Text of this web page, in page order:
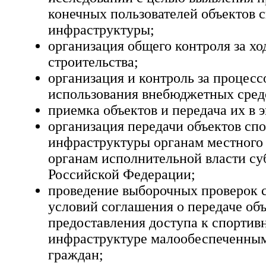
конечных пользователей объектов
инфраструктуры;
организация общего контроля за
строительства;
организация и контроль за
использования внебюджетных
приемка объектов и передача их в
организация передачи объектов
инфраструктуры органам
органам исполнительной власти
Российской Федерации;
проведение выборочных проверок
условий соглашения о передаче
предоставления доступа к
инфраструктуре
граждан;